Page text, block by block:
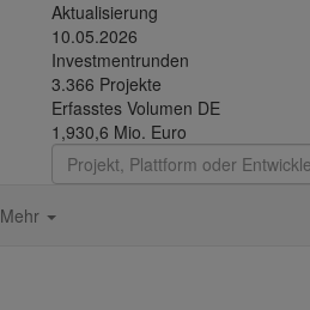
Aktualisierung
10.05.2026
Investmentrunden
3.366 Projekte
Erfasstes Volumen DE
1,930,6 Mio. Euro
Mehr